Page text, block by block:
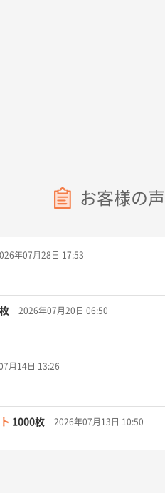
お客様の声
年07月28日 17:53
2026年07月20日 06:50
月14日 13:26
1000枚 2026年07月13日 10:50
3000枚 2026年07月03日 09:23